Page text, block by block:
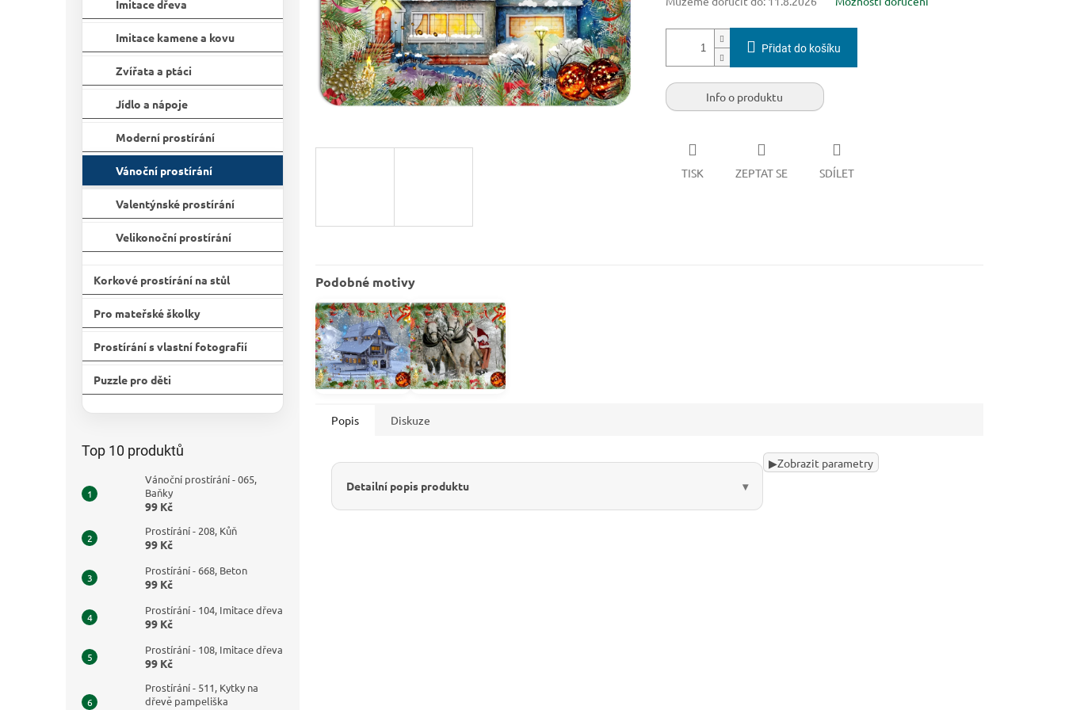
Imitace dřeva
Imitace kamene a kovu
Zvířata a ptáci
Jídlo a nápoje
Moderní prostírání
Vánoční prostírání
Valentýnské prostírání
Velikonoční prostírání
Korkové prostírání na stůl
Pro mateřské školky
Prostírání s vlastní fotografií
Puzzle pro děti
kategorie
Top 10 produktů
Vánoční prostírání - 065,
Baňky
99 Kč
Prostírání - 208, Kůň
99 Kč
Prostírání - 668, Beton
99 Kč
Prostírání - 104, Imitace dřeva
99 Kč
Prostírání - 108, Imitace dřeva
99 Kč
Prostírání - 511, Kytky na
dřevě pampeliška
Přidat do košíku
Info o produktu
TISK ZEPTAT SE SDÍLET
Podobné motivy
Popis Diskuze
Detailní popis produktu
▶Zobrazit parametry